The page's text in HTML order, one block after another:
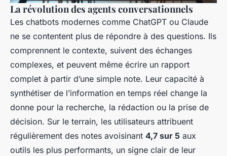
La révolution des agents conversationnels
Les chatbots modernes comme ChatGPT ou Claude
ne se contentent plus de répondre à des questions. Ils
comprennent le contexte, suivent des échanges
complexes, et peuvent même écrire un rapport
complet à partir d’une simple note. Leur capacité à
synthétiser de l’information en temps réel change la
donne pour la recherche, la rédaction ou la prise de
décision. Sur le terrain, les utilisateurs attribuent
régulièrement des notes avoisinant 4,7 sur 5 aux
outils les plus performants, un signe clair de leur